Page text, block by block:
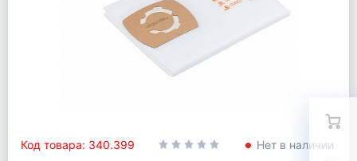
Код товара: 340.399
Нет в наличии